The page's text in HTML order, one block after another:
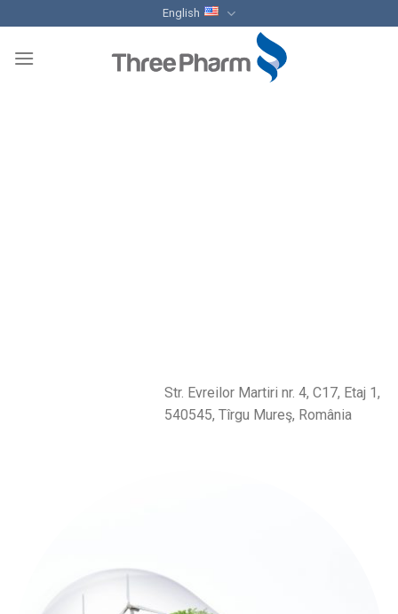
content
English
Str. Evreilor Martiri nr. 4, C17, Etaj 1,
540545, Tîrgu Mureş, România